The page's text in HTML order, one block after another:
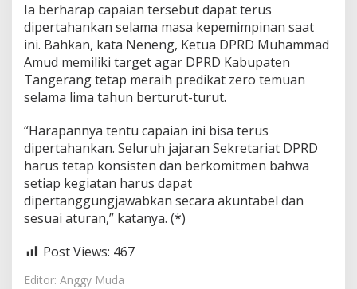
Ia berharap capaian tersebut dapat terus
dipertahankan selama masa kepemimpinan saat
ini. Bahkan, kata Neneng, Ketua DPRD Muhammad
Amud memiliki target agar DPRD Kabupaten
Tangerang tetap meraih predikat zero temuan
selama lima tahun berturut-turut.
“Harapannya tentu capaian ini bisa terus
dipertahankan. Seluruh jajaran Sekretariat DPRD
harus tetap konsisten dan berkomitmen bahwa
setiap kegiatan harus dapat
dipertanggungjawabkan secara akuntabel dan
sesuai aturan,” katanya. (*)
Post Views: 467
Editor: Anggy Muda